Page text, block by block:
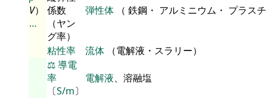
V）
…
係数
（ヤン
グ率）
弾性体 （ 鉄鋼・ アルミニウム・ プラス
粘性率 流体 （電解液・スラリー）
⚖️導電
率
〔S/m〕
電解液、溶融塩